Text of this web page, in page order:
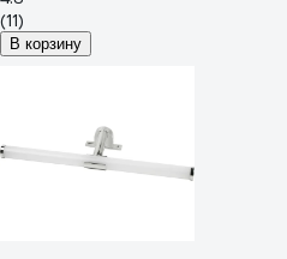
(11)
В корзину